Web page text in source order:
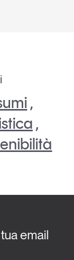
,
,
email